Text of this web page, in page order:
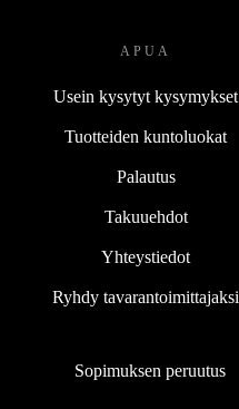
APUA
Usein kysytyt kysymykset
Tuotteiden kuntoluokat
Palautus
Takuuehdot
Yhteystiedot
Ryhdy tavarantoimittajaksi
Sopimuksen peruutus